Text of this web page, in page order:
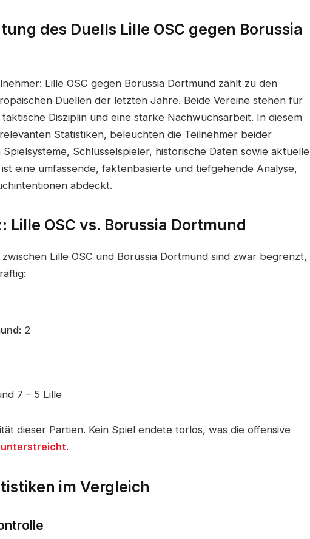
des Duells Lille OSC gegen Borussia
Lille OSC gegen Borussia Dortmund zählt zu den
Duellen der letzten Jahre. Beide Vereine stehen für
Disziplin und eine starke Nachwuchsarbeit. In diesem
Statistiken, beleuchten die Teilnehmer beider
Schlüsselspieler, historische Daten sowie aktuelle
eine umfassende, faktenbasierte und tiefgehende Analyse,
abdeckt.
Lille OSC vs. Borussia Dortmund
Lille OSC und Borussia Dortmund sind zwar begrenzt,
2
7 – 5 Lille
dieser Partien. Kein Spiel endete torlos, was die offensive
unterstreicht.
im Vergleich